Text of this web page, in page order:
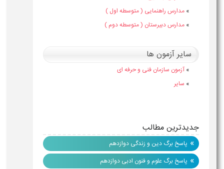
» مدارس راهنمایی ( متوسطه اول )
» مدارس دبیرستان ( متوسطه دوم )
سایر آزمون ها
» آزمون سازمان فنی و حرفه ای
» سایر
جدیدترین مطالب
» پاسخ برگ دین و زندگی دوازدهم
» پاسخ برگ علوم و فنون ادبی دوازدهم